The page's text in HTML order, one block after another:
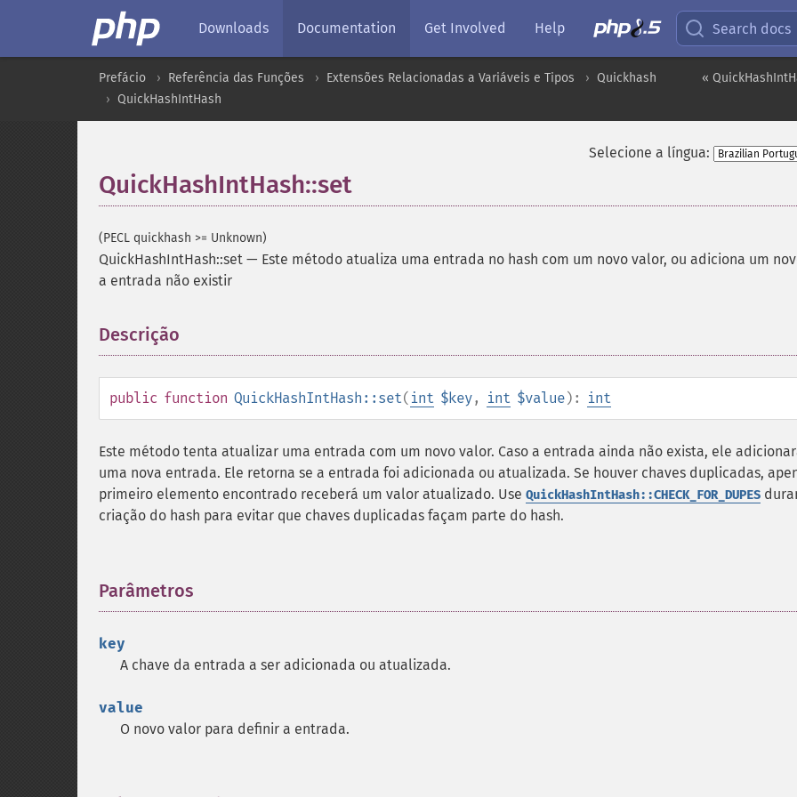
Downloads Documentation Get Involved Help Search docs
«
Prefácio Referência das Funções Extensões Relacionadas a Variáveis e Tipos
Quickhash
QuickHashIntHash
Selecione a língua:
QuickHashIntHash::set
(PECL quickhash >= Unknown)
QuickHashIntHash::set — Este método atualiza uma entrada no hash com um novo valor, ou adiciona um
a entrada não existir
Descrição
public function QuickHashIntHash::set( int $key, int $value): int
Este método tenta atualizar uma entrada com um novo valor. Caso a entrada ainda não exista, ele
uma nova entrada. Ele retorna se a entrada foi adicionada ou atualizada. Se houver chaves duplicadas,
primeiro elemento encontrado receberá um valor atualizado. Use QuickHashIntHash::CHECK_FOR_DUPES
criação do hash para evitar que chaves duplicadas façam parte do hash.
Parâmetros
key
A chave da entrada a ser adicionada ou atualizada.
value
O novo valor para definir a entrada.